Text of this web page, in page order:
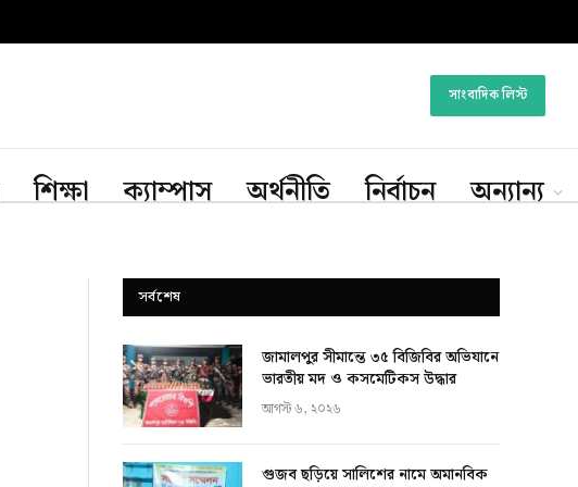
সাংবাদিক লিস্ট
শিক্ষা ক্যাম্পাস অর্থনীতি নির্বাচন অন্যান্য
সর্বশেষ
জামালপুর সীমান্তে ৩৫ বিজিবির অভিযানে
ভারতীয় মদ ও কসমেটিকস উদ্ধার
আগস্ট ৬, ২০২৬
গুজব ছড়িয়ে সালিশের নামে অমানবিক